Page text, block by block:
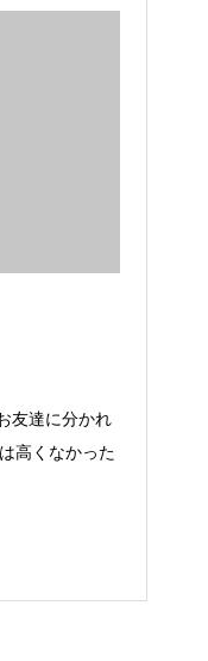
友達に分かれ
高くなかった